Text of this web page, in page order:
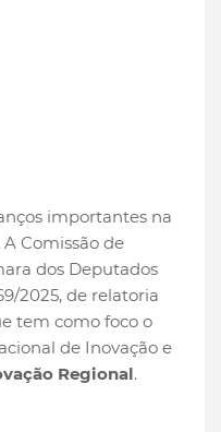
importantes na
Comissão de
dos Deputados
2025, de relatoria
tem como foco o
de Inovação e
Regional.